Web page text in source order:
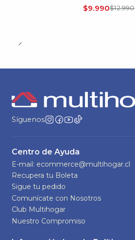
$9.990$12.990
Síguenos
Centro de Ayuda
E-mail: ecommerce@multihogar.cl
Recupera tu Boleta
Sigue tu pedido
Comunícate con Nosotros
Club Multihogar
Nuestro Compromiso